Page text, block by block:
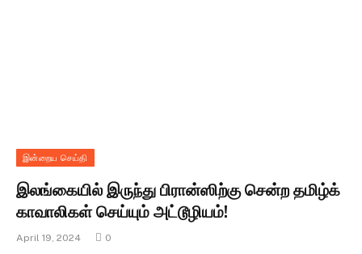
இன்றைய செய்தி
இலங்கையில் இருந்து பிரான்ஸிற்கு சென்ற தமிழ்க்
காவாலிகள் செய்யும் அட்டூழியம்!
April 19, 2024 0